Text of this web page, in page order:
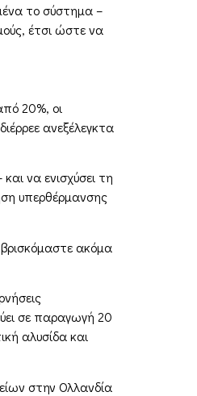
το σύστημα –
έτσι ώστε να
20%, οι
ανεξέλεγκτα
να ενισχύσει τη
υπερθέρμανσης
ακόμα
σε παραγωγή 20
αλυσίδα και
στην Ολλανδία